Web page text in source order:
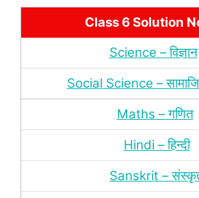
Class 6 Solution
Science – विज्ञान
Social Science –
Maths – गणित
Hindi – हिन्‍दी
Sanskrit –